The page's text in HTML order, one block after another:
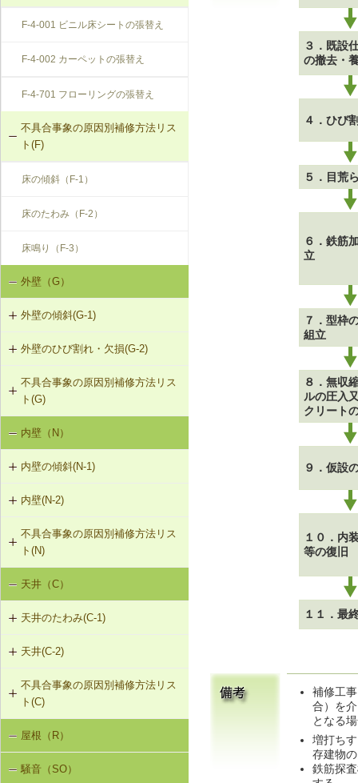
F-4-001 ビニル床シートの張替え
F-4-002 カーペットの張替え
F-4-701 フローリングの張替え
不具合事象の原因別補修方法リス
ト(F)
床の傾斜（F-1）
床のたわみ（F-2）
床鳴り（F-3）
外壁（G）
外壁の傾斜(G-1)
G-1-304 壁の打直し補修（耐力壁
等）
G-1-305 壁表層面の打直し補修
G-1-306 壁の構造スリットの補修
（非耐力壁）
外壁のひび割れ・欠損(G-2)
G-2-301 樹脂注入工法
G-2-302 Uカットシール材充填工法
G-2-303 シール工法
G-2-306 打直し工法
G-2-307 タイル張替え工法
G-2-308 アンカーピンニング工法
G-2-309 注入口付アンカーピンニン
グ工法
不具合事象の原因別補修方法リス
ト(G)
外壁の傾斜（G-1）
外壁のひび割れ・欠損（モルタル・
タイル張り）（G-2）
外壁のひび割れ・欠損（ALCパネ
ル）（G-2）
内壁（N）
内壁の傾斜(N-1)
N-1-001 下地材・仕上材の取替え
（内壁部）
内壁(N-2)
N-2-001 仕上材の張替え（内壁部）
不具合事象の原因別補修方法リス
ト(N)
内壁の傾斜（N-1）
天井（C）
天井のたわみ(C-1)
C-1-701 天井下地材・仕上材の張替
え
天井(C-2)
C-2-001 天井仕上材の張替え
不具合事象の原因別補修方法リス
ト(C)
天井のたわみ（C-1）
屋根（R）
騒音（SO）
３．既設
の撤去・
４．ひび
５．目荒
６．鉄筋
立
７．型枠
組立
８．無収
ルの圧入
クリート
９．仮設
１０．内
等の復旧
１１．最
補修工
合）を
となる
増打ち
存建物
鉄筋探